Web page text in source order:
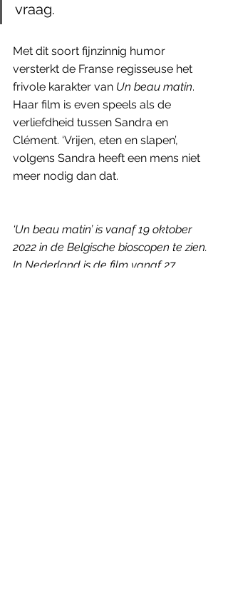
vraag.
Met dit soort fijnzinnig humor
versterkt de Franse regisseuse het
frivole karakter van Un beau matin.
Haar film is even speels als de
verliefdheid tussen Sandra en
Clément. ‘Vrijen, eten en slapen’,
volgens Sandra heeft een mens niet
meer nodig dan dat.
‘Un beau matin’ is vanaf 19 oktober
2022 in de Belgische bioscopen te zien.
In Nederland is de film vanaf 27